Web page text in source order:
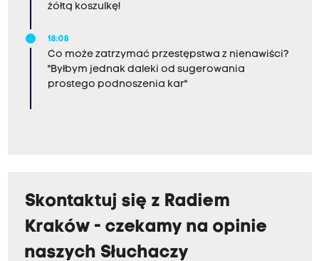
żółtą koszulkę!
18:08
Co może zatrzymać przestępstwa z nienawiści?
"Byłbym jednak daleki od sugerowania
prostego podnoszenia kar"
Skontaktuj się z Radiem
Kraków - czekamy na opinie
naszych Słuchaczy